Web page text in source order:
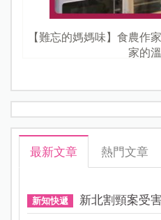
【難忘的媽媽味】食農作
家的
最新文章 熱門文章
新知快遞 新北割頸案受